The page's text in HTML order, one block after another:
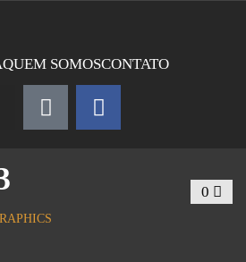
QUEM SOMOSCONTATO
0